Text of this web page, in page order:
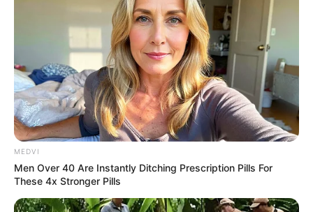
INSS: reembolso de descontos
ilegais começa nesta quinta-feira
MEDVI
Men Over 40 Are Instantly Ditching Prescription Pills For
These 4x Stronger Pills